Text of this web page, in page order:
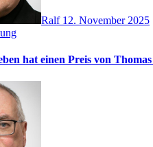
Ralf 12. November 2025
hat einen Preis von